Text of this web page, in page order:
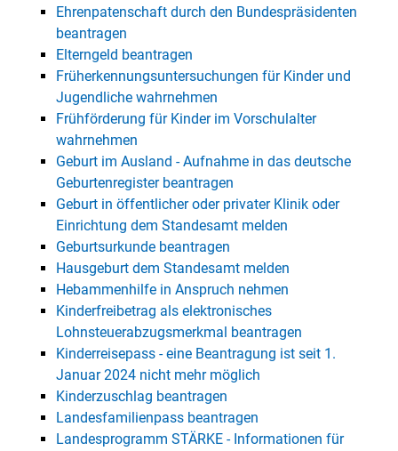
Ehrenpatenschaft durch den Bundespräsidenten
beantragen
Elterngeld beantragen
Früherkennungsuntersuchungen für Kinder und
Jugendliche wahrnehmen
Frühförderung für Kinder im Vorschulalter
wahrnehmen
Geburt im Ausland - Aufnahme in das deutsche
Geburtenregister beantragen
Geburt in öffentlicher oder privater Klinik oder
Einrichtung dem Standesamt melden
Geburtsurkunde beantragen
Hausgeburt dem Standesamt melden
Hebammenhilfe in Anspruch nehmen
Kinderfreibetrag als elektronisches
Lohnsteuerabzugsmerkmal beantragen
Kinderreisepass - eine Beantragung ist seit 1.
Januar 2024 nicht mehr möglich
Kinderzuschlag beantragen
Landesfamilienpass beantragen
Landesprogramm STÄRKE - Informationen für